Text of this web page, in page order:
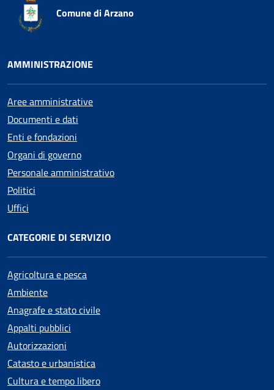
Comune di Arzano
AMMINISTRAZIONE
Aree amministrative
Documenti e dati
Enti e fondazioni
Organi di governo
Personale amministrativo
Politici
Uffici
CATEGORIE DI SERVIZIO
Agricoltura e pesca
Ambiente
Anagrafe e stato civile
Appalti pubblici
Autorizzazioni
Catasto e urbanistica
Cultura e tempo libero